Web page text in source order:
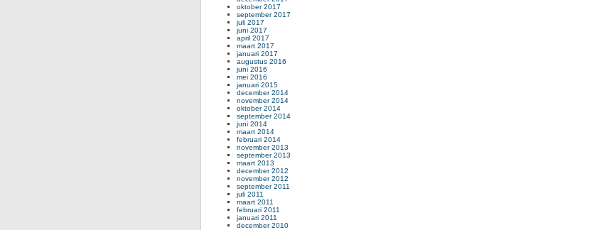
oktober 2017
september 2017
juli 2017
juni 2017
april 2017
maart 2017
januari 2017
augustus 2016
juni 2016
mei 2016
januari 2015
december 2014
november 2014
oktober 2014
september 2014
juni 2014
maart 2014
februari 2014
november 2013
september 2013
maart 2013
december 2012
november 2012
september 2011
juli 2011
maart 2011
februari 2011
januari 2011
december 2010